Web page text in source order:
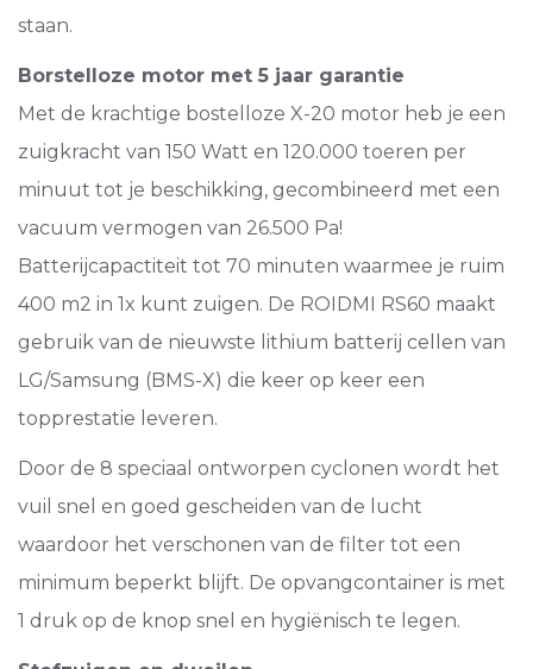
staan.
Borstelloze motor met 5 jaar garantie
Met de krachtige bostelloze X-20 motor heb je een
zuigkracht van 150 Watt en 120.000 toeren per
minuut tot je beschikking, gecombineerd met een
vacuum vermogen van 26.500 Pa!
Batterijcapactiteit tot 70 minuten waarmee je ruim
400 m2 in 1x kunt zuigen. De ROIDMI RS60 maakt
gebruik van de nieuwste lithium batterij cellen van
LG/Samsung (BMS-X) die keer op keer een
topprestatie leveren.
Door de 8 speciaal ontworpen cyclonen wordt het
vuil snel en goed gescheiden van de lucht
waardoor het verschonen van de filter tot een
minimum beperkt blijft. De opvangcontainer is met
1 druk op de knop snel en hygiënisch te legen.